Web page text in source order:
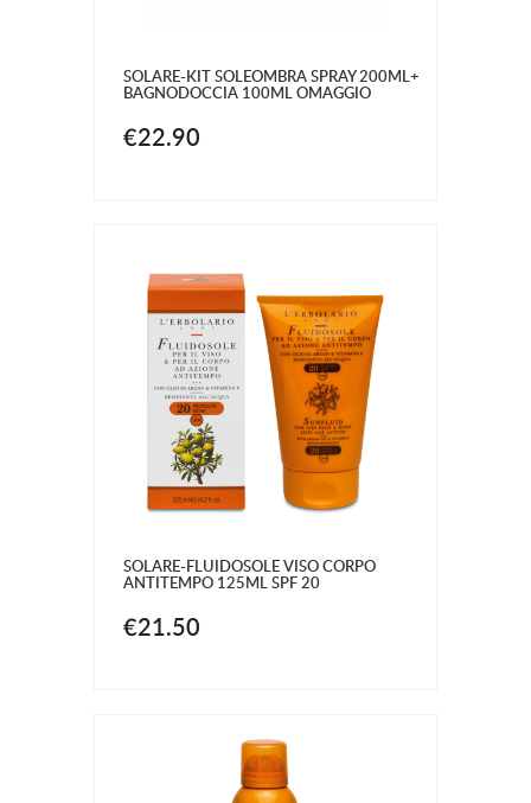
SOLARE-KIT SOLEOMBRA SPRAY 200ML+
BAGNODOCCIA 100ML OMAGGIO
€22.90
SOLARE-FLUIDOSOLE VISO CORPO
ANTITEMPO 125ML SPF 20
€21.50